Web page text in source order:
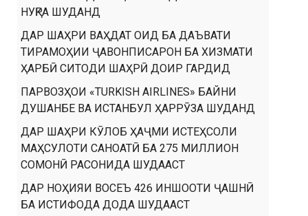
НУҚРА ШУДАНД
ДАР ШАҲРИ ВАҲДАТ ОИД БА ДАЪВАТИ
ТИРАМОҲИИ ҶАВОНПИСАРОН БА ХИЗМАТИ
ҲАРБӢ СИТОДИ ШАҲРӢ ДОИР ГАРДИД
ПАРВОЗҲОИ «TURKISH AIRLINES» БАЙНИ
ДУШАНБЕ ВА ИСТАНБУЛ ҲАРРӮЗА ШУДАНД
ДАР ШАҲРИ КӮЛОБ ҲАҶМИ ИСТЕҲСОЛИ
МАҲСУЛОТИ САНОАТӢ БА 275 МИЛЛИОН
СОМОНӢ РАСОНИДА ШУДААСТ
ДАР НОҲИЯИ ВОСЕЪ 426 ИНШООТИ ҶАШНӢ
БА ИСТИФОДА ДОДА ШУДААСТ